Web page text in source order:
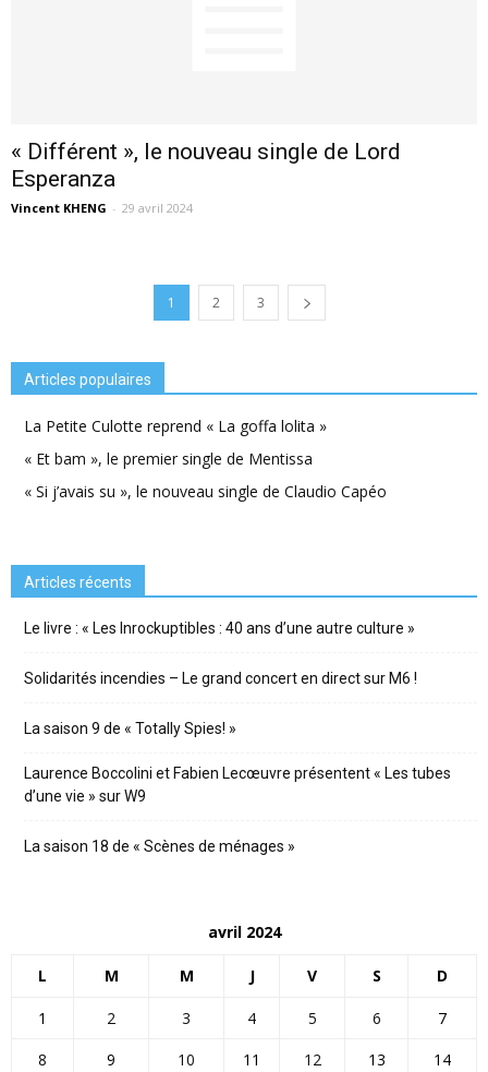
« Différent », le nouveau single de Lord
Esperanza
Vincent KHENG - 29 avril 2024
1 2 3
Articles populaires
La Petite Culotte reprend « La goffa lolita »
« Et bam », le premier single de Mentissa
« Si j’avais su », le nouveau single de Claudio Capéo
Articles récents
Le livre : « Les Inrockuptibles : 40 ans d’une autre culture »
Solidarités incendies – Le grand concert en direct sur M6 !
La saison 9 de « Totally Spies! »
Laurence Boccolini et Fabien Lecœuvre présentent « Les tubes
d’une vie » sur W9
La saison 18 de « Scènes de ménages »
avril 2024
L M M J V S D
1 2 3 4 5 6
7
8
9 10 11 12 13
14